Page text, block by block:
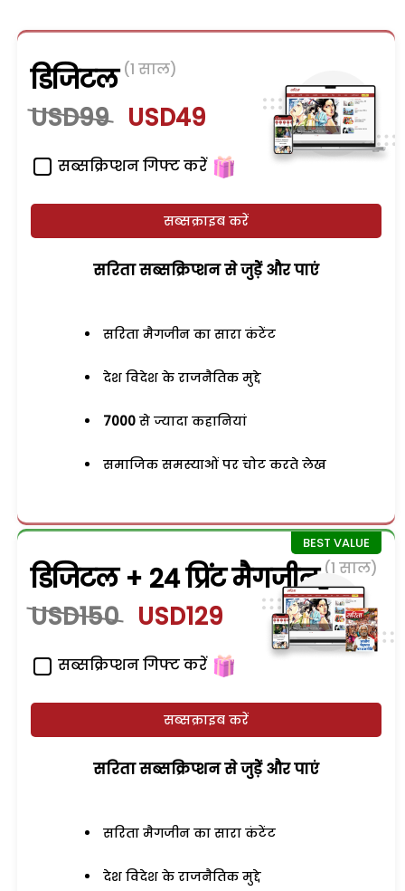
डिजिटल (1 साल)
USD99 USD49
सब्सक्रिप्शन गिफ्ट करें
सब्सक्राइब करें
सरिता सब्सक्रिप्शन से जुड़ेें और पाएं
सरिता मैगजीन का सारा कंटेंट
देश विदेश के राजनैतिक मुद्दे
7000 से ज्यादा कहानियां
समाजिक समस्याओं पर चोट करते लेख
डिजिटल + 24 प्रिंट मैगजीन (1 साल)
USD150 USD129
सब्सक्रिप्शन गिफ्ट करें
सब्सक्राइब करें
सरिता सब्सक्रिप्शन से जुड़ेें और पाएं
सरिता मैगजीन का सारा कंटेंट
देश विदेश के राजनैतिक मुद्दे